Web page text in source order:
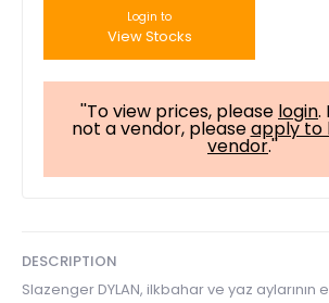
Login to
View Stocks
''To view prices, please login.
not a vendor, pleaseapply to
vendor.''
DESCRIPTION
Slazenger DYLAN, ilkbahar ve yaz aylarının